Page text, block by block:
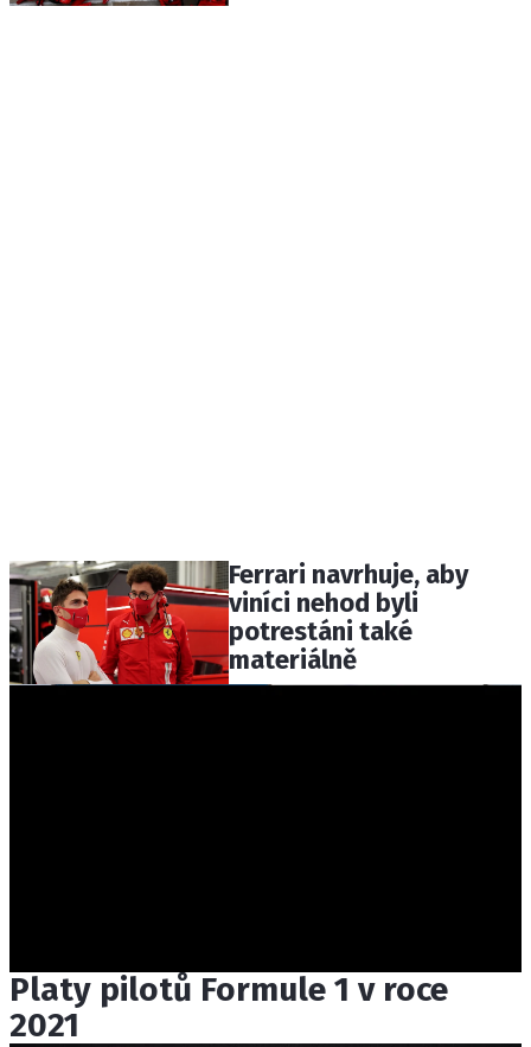
Ferrari navrhuje, aby
viníci nehod byli
potrestáni také
materiálně
Platy pilotů Formule 1 v roce
2021